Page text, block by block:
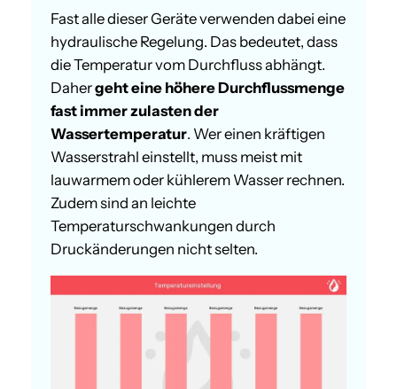
Fast alle dieser Geräte verwenden dabei eine
hydraulische Regelung. Das bedeutet, dass
die Temperatur vom Durchfluss abhängt.
Dahergeht eine höhere Durchflussmenge
fast immer zulasten der
Wassertemperatur. Wer einen kräftigen
Wasserstrahl einstellt, muss meist mit
lauwarmem oder kühlerem Wasser rechnen.
Zudem sind an leichte
Temperaturschwankungen durch
Druckänderungen nicht selten.